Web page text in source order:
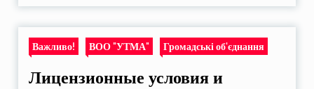
Важливо! ВОО "УТМА" Громадські об'єднання
Лицензионные условия и